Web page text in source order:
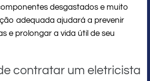
desgastados e muito
adequada ajudará a prevenir
e prolongar a vida útil de seu
contratar um eletricista